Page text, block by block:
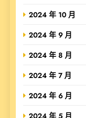
2024 年 10 月
2024 年 9 月
2024 年 8 月
2024 年 7 月
2024 年 6 月
2024 年 5 月